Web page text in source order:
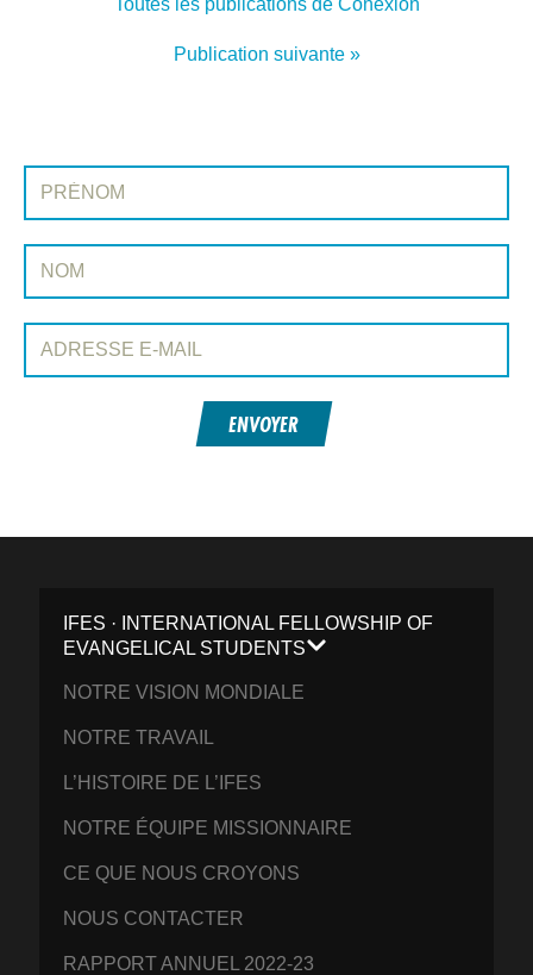
Publication suivante »
INSCRIVEZ-VOUS À CONEXIÓN
Prénom:
Nom:
Adresse e-mail:
ENVOYER
IFES · INTERNATIONAL FELLOWSHIP OF
EVANGELICAL STUDENTS
NOTRE VISION MONDIALE
NOTRE TRAVAIL
L’HISTOIRE DE L’IFES
NOTRE ÉQUIPE MISSIONNAIRE
CE QUE NOUS CROYONS
NOUS CONTACTER
RAPPORT ANNUEL 2022-23